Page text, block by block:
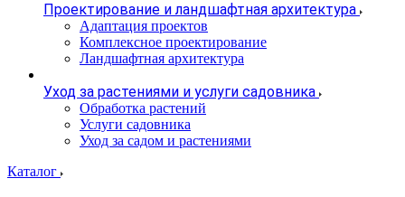
Проектирование и ландшафтная архитектура
Адаптация проектов
Комплексное проектирование
Ландшафтная архитектура
Уход за растениями и услуги садовника
Обработка растений
Услуги садовника
Уход за садом и растениями
Каталог